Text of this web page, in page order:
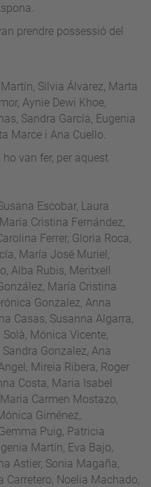
prendre possessió del
Silvia Álvarez, Marta
Aynie Dewi Khoe,
Sandra García, Eugenia
Marce i Ana Cuello.
van fer, per aquest
Escobar, Laura
Cristina Fernández,
Ferrer, Gloria Roca,
María José Muriel,
Alba Rubis, Meritxell
María Cristina
Gonzalez, Anna
Casas, Susanna Algarra,
Mónica Vicente,
Gonzalez, Ana
Mireia Ribera, Roger
Costa, Maria Isabel
Carmen Mostazo,
Giménez,
Puig, Patricia
Martín, Eva Bajo,
Astier, Sonia Magaña,
Carretero, Noelia Machado,